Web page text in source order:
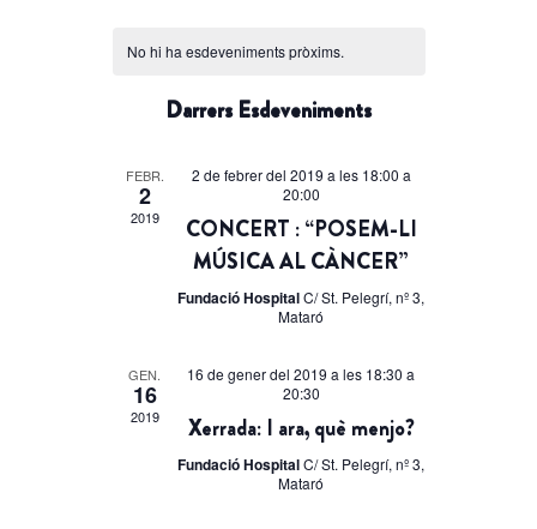
i
cerca
d'Esdeveniments
de
Esdeveniments
No hi ha esdeveniments pròxims.
Darrers Esdeveniments
FEBR.
2
2019
2 de febrer del 2019 a les 18:00 a
20:00
CONCERT : “POSEM-LI
MÚSICA AL CÀNCER”
Fundació HospitalC/ St. Pelegrí, nº 3,
Mataró
GEN.
16
2019
16 de gener del 2019 a les 18:30 a
20:30
Xerrada: I ara, què menjo?
Fundació HospitalC/ St. Pelegrí, nº 3,
Mataró